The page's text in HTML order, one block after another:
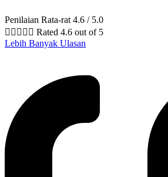
Penilaian Rata-rat 4.6 / 5.0
     Rated 4.6 out of 5
Lebih Banyak Ulasan